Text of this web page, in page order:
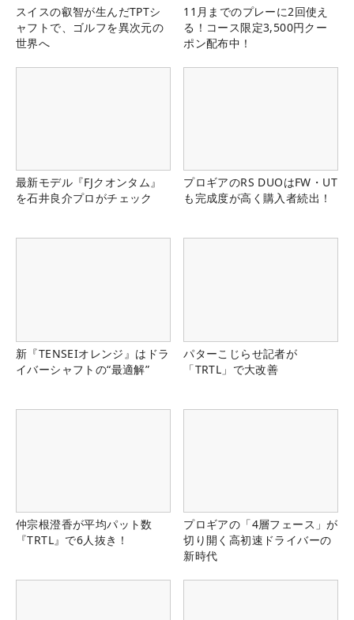
スイスの叡智が生んだTPTシ
ャフトで、ゴルフを異次元の
世界へ
11月までのプレーに2回使え
る！コース限定3,500円クー
ポン配布中！
最新モデル『FJクオンタム』
を石井良介プロがチェック
プロギアのRS DUOはFW・UT
も完成度が高く購入者続出！
新『TENSEIオレンジ』はドラ
イバーシャフトの“最適解”
パターこじらせ記者が
「TRTL」で大改善
仲宗根澄香が平均パット数
『TRTL』で6人抜き！
プロギアの「4層フェース」が
切り開く高初速ドライバーの
新時代